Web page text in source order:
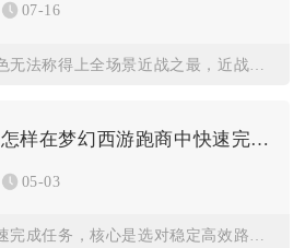
07-16
怎样在梦幻西游跑商中快速完成任务
05-03